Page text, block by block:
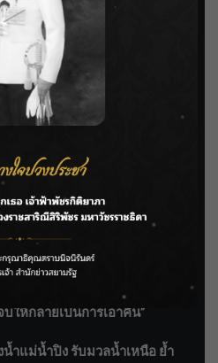
VARIETY
ากป่าเสื่อมโทรม สู่แหล่ง
ดโกลบอลต่อเนื่อง ส่งซิงเกิลที่
บให้กลายเป็นการเอาคืน”
น้ำแม่น้ำปิง รับมวลน้ำเหนือ ย้ำ